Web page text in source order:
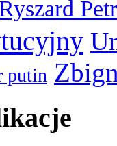
Ryszard
putin